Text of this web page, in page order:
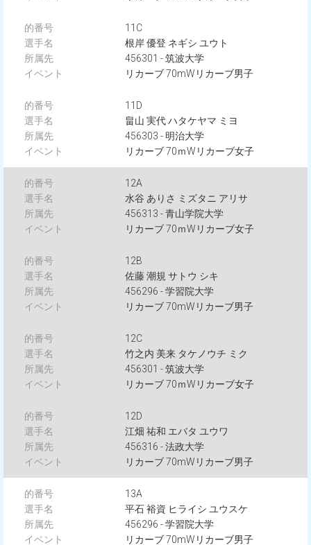
11C
根岸 優登 ネギシ ユウト
456301 - 筑波大学
リカーブ 70mWリカーブ男子
11D
畠山 実代 ハタケヤマ ミヨ
456303 - 明治大学
リカーブ 70ｍWリカーブ女子
12A
水谷 ありさ ミズタニ アリサ
456313 - 青山学院大学
リカーブ 70ｍWリカーブ女子
12B
佐藤 潮規 サトウ シキ
456296 - 学習院大学
リカーブ 70mWリカーブ男子
12C
竹之内 美来 タケノウチ ミク
456301 - 筑波大学
リカーブ 70ｍWリカーブ女子
12D
江畑 祐和 エバタ ユウワ
456316 - 法政大学
リカーブ 70mWリカーブ男子
13A
平石 裕資 ヒライシ ユウスケ
456296 - 学習院大学
リカーブ 70mWリカーブ男子